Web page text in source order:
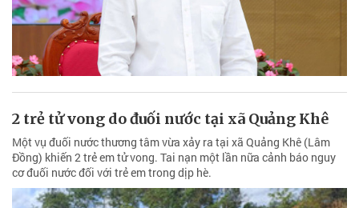
2 trẻ tử vong do đuối nước tại xã Quảng Khê
Một vụ đuối nước thương tâm vừa xảy ra tại xã Quảng Khê (Lâm
Đồng) khiến 2 trẻ em tử vong. Tai nạn một lần nữa cảnh báo nguy
cơ đuối nước đối với trẻ em trong dịp hè.